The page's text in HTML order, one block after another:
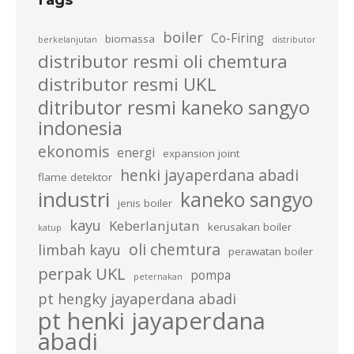
berkelanjutan biomassa boiler Co-Firing distributor
distributor resmi oli chemtura
distributor resmi UKL
ditributor resmi kaneko sangyo
indonesia
ekonomis energi
expansion joint
flame detektor
henki jayaperdana abadi
industri jenis boiler kaneko sangyo
katup kayu Keberlanjutan kerusakan boiler
limbah kayu oli chemtura perawatan boiler
perpak UKL peternakan pompa
pt hengky jayaperdana abadi
pt henki jayaperdana
abadi